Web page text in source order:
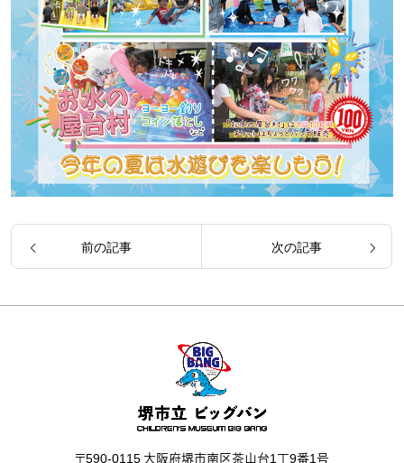
前の記事 次の記事
〒590-0115 大阪府堺市南区茶山台1丁9番1号